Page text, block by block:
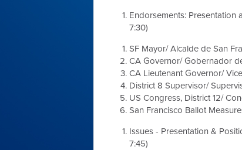
Endorsements: Presentation
7:30)
SF Mayor/Alcalde de San
CA Governor/Gobernador
CA Lieutenant Governor/
District 8 Supervisor/
US Congress, District 12/
San Francisco Ballot
Issues - Presentation &
7:45)